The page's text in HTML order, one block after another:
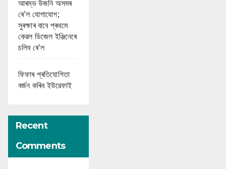
আৰম্ভ উজনি অসমৰ
ৰে’ল যোগাযোগ;
সুৰক্ষাৰ বাবে প্ৰথমে
কেৱল ডিজেল ইঞ্জিনেৰে
চলিব ৰে’ল
ফিফাৰ প্ৰতিযোগিতা
বৰ্জন কৰিব ইউৱেফাই
Recent
Comments